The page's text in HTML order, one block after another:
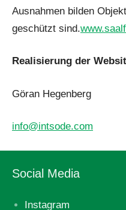
Ausnahmen bilden
geschützt sind.
Realisierung der
Göran Hegenberg
info@intsode.com
Social Media
Instagram